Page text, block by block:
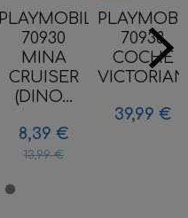
PLAYMOBIL
70930
MINA
CRUISER
(DINO...
8,39 €
13,99 €
70938
COCHE
39,99 €